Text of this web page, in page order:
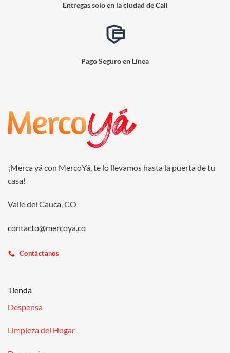
Entregas solo en la ciudad de Cali
Pago Seguro en Línea
¡Merca yá con MercoYá, te lo llevamos hasta la puerta de tu
casa!
Valle del Cauca, CO
contacto@mercoya.co
Contáctanos
Tienda
Despensa
Limpieza del Hogar